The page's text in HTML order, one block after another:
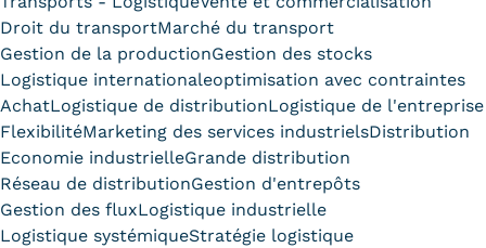
l'Expérience (VAE)
Validation des études
supérieures (VES)
Validation des acquis
professionnels et personnels
Droit du transportMarché du transport
Gestion de la productionGestion des stocks
Logistique internationaleoptimisation avec contraintes
AchatLogistique de distributionLogistique de l'entreprise
FlexibilitéMarketing des services industrielsDistribution
Economie industrielleGrande distribution
Réseau de distributionGestion d'entrepôts
Gestion des fluxLogistique industrielle
Logistique systémiqueStratégie logistique